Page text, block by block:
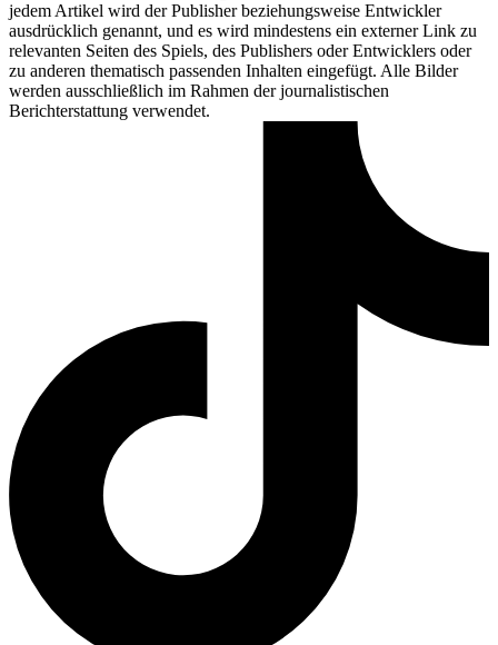
jedem Artikel wird der Publisher beziehungsweise Entwickler
ausdrücklich genannt, und es wird mindestens ein externer Link zu
relevanten Seiten des Spiels, des Publishers oder Entwicklers oder
zu anderen thematisch passenden Inhalten eingefügt. Alle Bilder
werden ausschließlich im Rahmen der journalistischen
Berichterstattung verwendet.